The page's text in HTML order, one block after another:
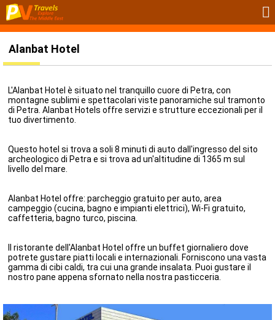
Alanbat Hotel
L'Alanbat Hotel è situato nel tranquillo cuore di Petra, con
montagne sublimi e spettacolari viste panoramiche sul tramonto
di Petra. Alanbat Hotels offre servizi e strutture eccezionali per il
tuo divertimento.
Questo hotel si trova a soli 8 minuti di auto dall'ingresso del sito
archeologico di Petra e si trova ad un'altitudine di 1365 m sul
livello del mare.
Alanbat Hotel offre: parcheggio gratuito per auto, area
campeggio (cucina, bagno e impianti elettrici), Wi-Fi gratuito,
caffetteria, bagno turco, piscina.
Il ristorante dell'Alanbat Hotel offre un buffet giornaliero dove
potrete gustare piatti locali e internazionali. Forniscono una vasta
gamma di cibi caldi, tra cui una grande insalata. Puoi gustare il
nostro pane appena sfornato nella nostra pasticceria.